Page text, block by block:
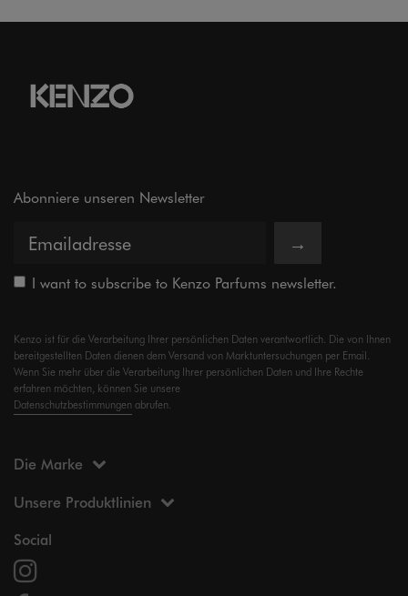
Abonniere unseren Newsletter
→
I want to subscribe to Kenzo Parfums newsletter.
Kenzo ist für die Verarbeitung Ihrer persönlichen Daten verantwortlich. Die von Ihnen
bereitgestellten Daten dienen dem Versand von Marktuntersuchungen per Email.
Wenn Sie mehr über die Verarbeitung Ihrer persönlichen Daten und Ihre Rechte
erfahren möchten, können Sie unsere
Datenschutzbestimmungen abrufen.
Die Marke
Unsere Produktlinien
Social